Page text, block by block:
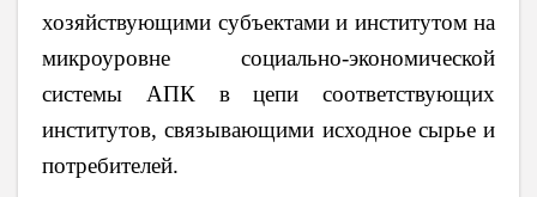
хозяйствующими субъектами и институтом на
микроуровне социально-экономической
системы АПК в цепи соответствующих
институтов, связывающими исходное сырье и
потребителей.